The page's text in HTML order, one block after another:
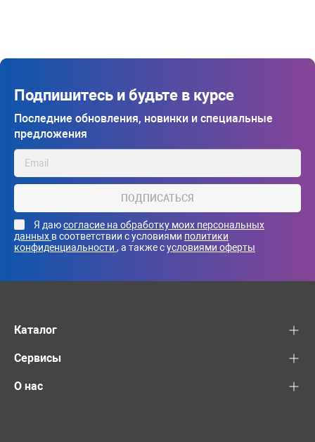
Подпишитесь и будьте в курсе
Последние обновления, новинки и специальные
предложения
ПОДПИСАТЬСЯ
Я даюсогласие на обработку моих персональных
данных в соответствии с условиями политики
конфиденциальности , а также сусловиями оферты
Каталог
Сервисы
О нас